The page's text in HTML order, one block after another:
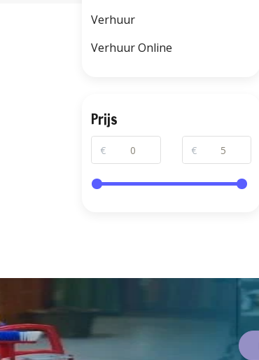
Verhuur
Verhuur Online
Prijs
€ €